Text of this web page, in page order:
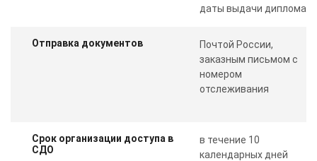
даты выдачи диплома
Отправка документов
Почтой России,
заказным письмом с
номером
отслеживания
Срок организации доступа в
СДО
в течение 10
календарных дней